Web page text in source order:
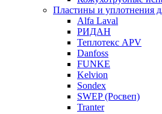
Пластины и уплотнения
Alfa Laval
РИДАН
Теплотекс APV
Danfoss
FUNKE
Kelvion
Sondex
SWEP (Росвеп)
Tranter